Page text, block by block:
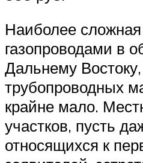
Наиболее
газопроводами в
Дальнему Востоку,
трубопроводных
крайне мало.
участков, пусть
относящихся к